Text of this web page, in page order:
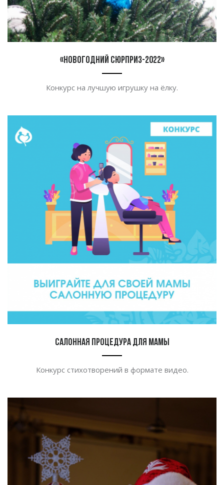
«Новогодний сюрприз-2022»
Конкурс на лучшую игрушку на ёлку.
Салонная процедура для мамы
Конкурс стихотворений в формате видео.